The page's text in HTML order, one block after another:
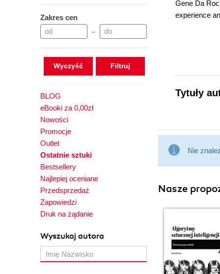
Zakres cen
–
Wyczyść
BLOG
eBooki za 0,00zł
Nowości
Promocje
Outlet
Ostatnie sztuki
Bestsellery
Najlepiej oceniane
Przedsprzedaż
Zapowiedzi
Druk na żądanie
Wyszukaj autora
Gene Da
experience
just learned
Gene has
has: Strong
in-house and
need to
Gene
experience
integration
Tytuły
Nie
Nasze